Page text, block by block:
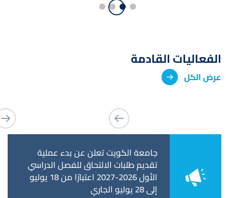
الفعاليات القادمة
عرض الكل
وكلية
إلى كلية
جامعة الكويت تعلن عن بدء عملية
تقديم طلبات الالتحاق للفصل الدراسي
الأول 2026-2027 اعتبارًا من 18 يوليو
إلى 28 يوليو الجاري